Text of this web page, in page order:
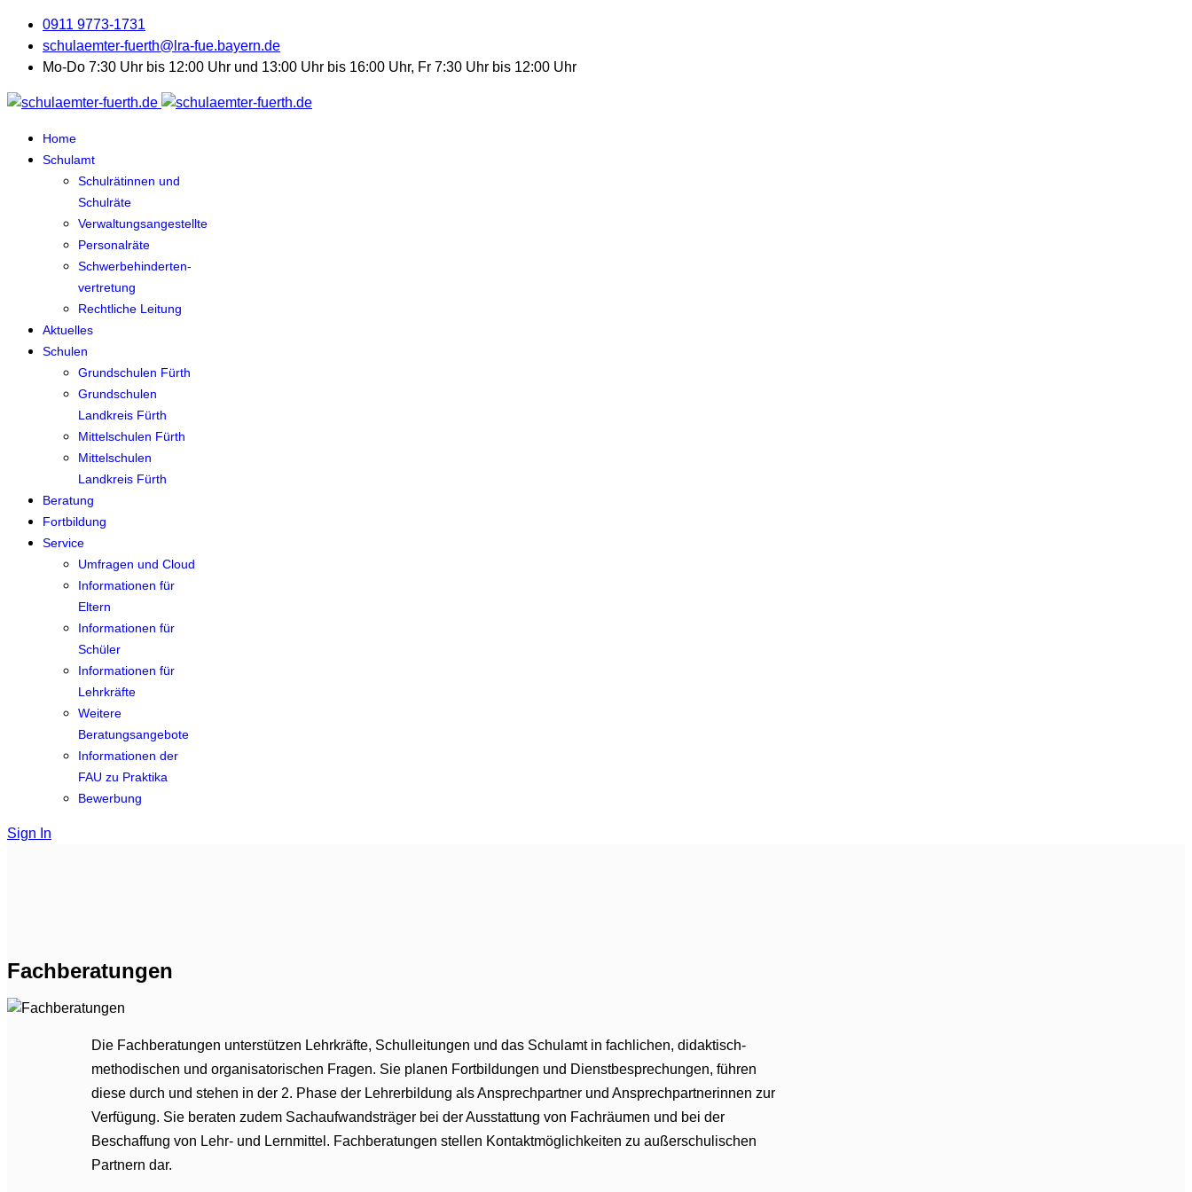
0911 9773-1731
schulaemter-fuerth@lra-fue.bayern.de
Mo-Do 7:30 Uhr bis 12:00 Uhr und 13:00 Uhr bis 16:00 Uhr, Fr 7:30 Uhr bis 12:00 Uhr
Home
Schulamt
Schulrätinnen und
Schulräte
Verwaltungsangestellte
Personalräte
Schwerbehinderten-
vertretung
Rechtliche Leitung
Aktuelles
Schulen
Grundschulen Fürth
Grundschulen
Landkreis Fürth
Mittelschulen Fürth
Mittelschulen
Landkreis Fürth
Beratung
Fortbildung
Service
Umfragen und Cloud
Informationen für
Eltern
Informationen für
Schüler
Informationen für
Lehrkräfte
Weitere
Beratungsangebote
Informationen der
FAU zu Praktika
Bewerbung
Sign In
Fachberatungen
Die Fachberatungen unterstützen Lehrkräfte, Schulleitungen und das Schulamt in fachlichen, didaktisch-
methodischen und organisatorischen Fragen. Sie planen Fortbildungen und Dienstbesprechungen, führen
diese durch und stehen in der 2. Phase der Lehrerbildung als Ansprechpartner und Ansprechpartnerinnen zur
Verfügung. Sie beraten zudem Sachaufwandsträger bei der Ausstattung von Fachräumen und bei der
Beschaffung von Lehr- und Lernmittel. Fachberatungen stellen Kontaktmöglichkeiten zu außerschulischen
Partnern dar.